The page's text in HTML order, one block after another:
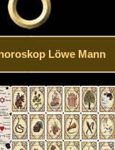
Löwe Mann